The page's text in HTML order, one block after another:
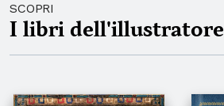
SCOPRI
I libri dell'illustratore